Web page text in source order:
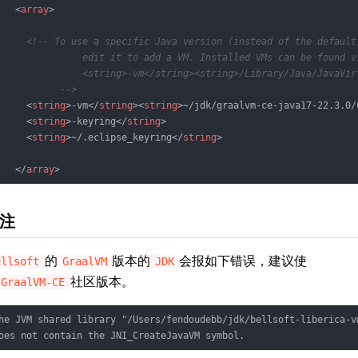
<array>
<!-- To use a specific Java version (instead of the default)
edit it to add a VM. Installed VMs can be found
<string>-vm</string><string>/Library/Java/
-->
<string>-vm</string><string>~/jdk/graalvm-ce-java17-22.3.0/
<string>-keyring</string>
<string>~/.eclipse_keyring</string>
</array>
的 GraalVM 版本的 JDK 会报如下错误，建议使
GraalVM-CE 社区版本。
JVM shared library "/Users/fendoudebb/jdk/bellsoft-
not contain the JNI_CreateJavaVM symbol.